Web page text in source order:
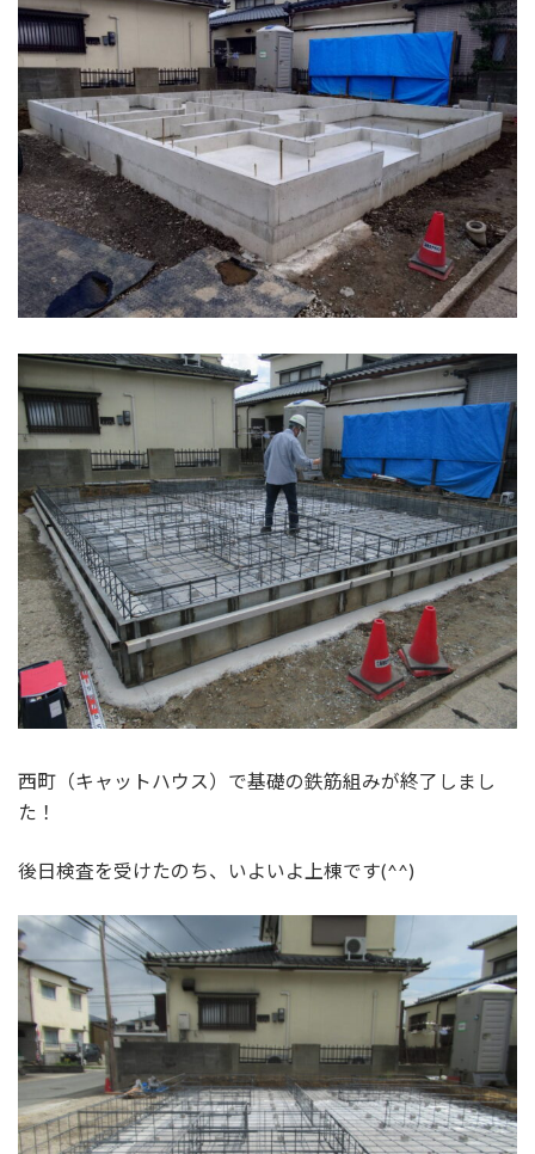
西町（キャットハウス）で基礎の鉄筋組みが終了しまし
た！
後日検査を受けたのち、いよいよ上棟です(^^)